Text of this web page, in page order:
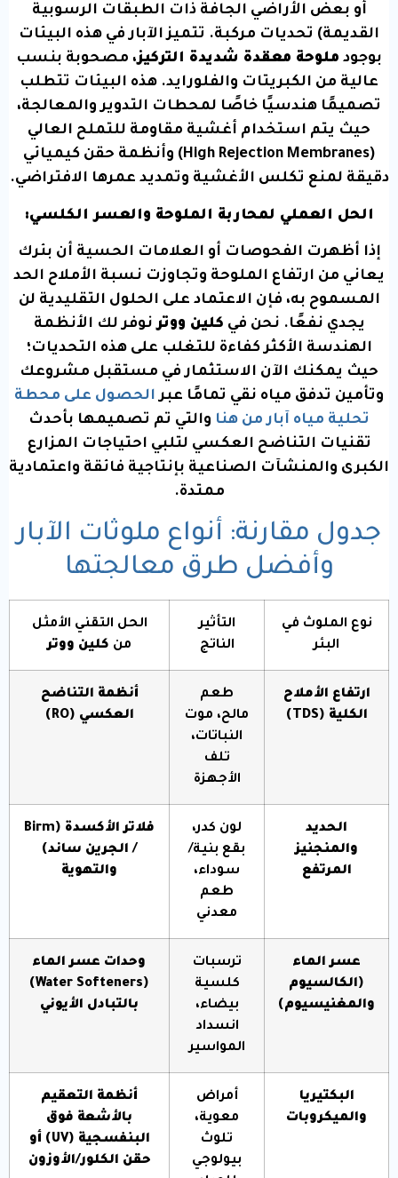
أو بعض الأراضي الجافة ذات الطبقات الرسوبية
القديمة) تحديات مركبة. تتميز الآبار في هذه البيئات
بوجود ملوحة معقدة شديدة التركيز، مصحوبة بنسب
عالية من الكبريتات والفلورايد. هذه البيئات تتطلب
تصميمًا هندسيًا خاصًا لمحطات التدوير والمعالجة،
حيث يتم استخدام أغشية مقاومة للتملح العالي
(High Rejection Membranes) وأنظمة حقن كيميائي
دقيقة لمنع تكلس الأغشية وتمديد عمرها الافتراضي.
الحل العملي لمحاربة الملوحة والعسر الكلسي:
إذا أظهرت الفحوصات أو العلامات الحسية أن بئرك
يعاني من ارتفاع الملوحة وتجاوزت نسبة الأملاح الحد
المسموح به، فإن الاعتماد على الحلول التقليدية لن
يجدي نفعًا. نحن في كلين ووترنوفر لك الأنظمة
الهندسة الأكثر كفاءة للتغلب على هذه التحديات؛
حيث يمكنك الآن الاستثمار في مستقبل مشروعك
وتأمين تدفق مياه نقي تمامًا عبر الحصول على محطة
تحلية مياه آبار من هنا والتي تم تصميمها بأحدث
تقنيات التناضح العكسي لتلبي احتياجات المزارع
الكبرى والمنشآت الصناعية بإنتاجية فائقة واعتمادية
ممتدة.
جدول مقارنة: أنواع ملوثات الآبار
وأفضل طرق معالجتها
نوع الملوث في
البئر
التأثير
الناتج
الحل التقني الأمثل
من كلين ووتر
ارتفاع الأملاح
الكلية (TDS)
طعم
مالح، موت
النباتات،
تلف
الأجهزة
أنظمة التناضح
العكسي (RO)
الحديد
والمنجنيز
المرتفع
لون كدر،
بقع بنية/
سوداء،
طعم
معدني
فلاتر الأكسدة (Birm
/ الجرين ساند)
والتهوية
عسر الماء
(الكالسيوم
والمغنيسيوم)
ترسبات
كلسية
بيضاء،
انسداد
المواسير
وحدات عسر الماء
(Water Softeners)
بالتبادل الأيوني
البكتيريا
والميكروبات
أمراض
معوية،
تلوث
بيولوجي
أنظمة التعقيم
بالأشعة فوق
البنفسجية (UV) أو
حقن الكلور/الأوزون